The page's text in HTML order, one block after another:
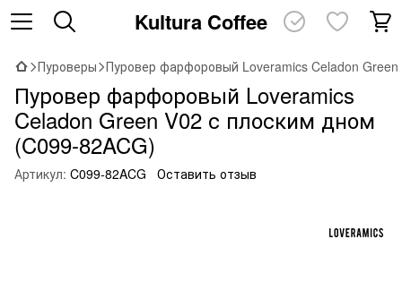
Kultura Coffee
Пуроверы Пуровер фарфоровый Loveramics Celadon
Пуровер фарфоровый Loveramics
Celadon Green V02 с плоским дном
(C099-82ACG)
Артикул: C099-82ACG Оставить отзыв